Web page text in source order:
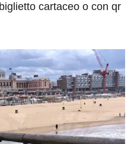
cartaceo o con qr